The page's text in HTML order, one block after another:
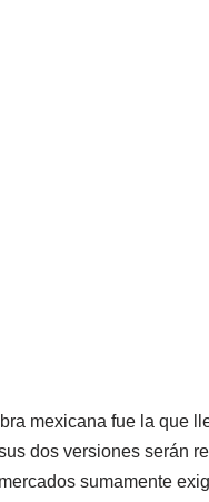
mexicana fue la que
dos versiones serán
sumamente